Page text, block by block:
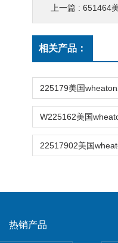
上一篇 : 651464
相关产品：
热销产品